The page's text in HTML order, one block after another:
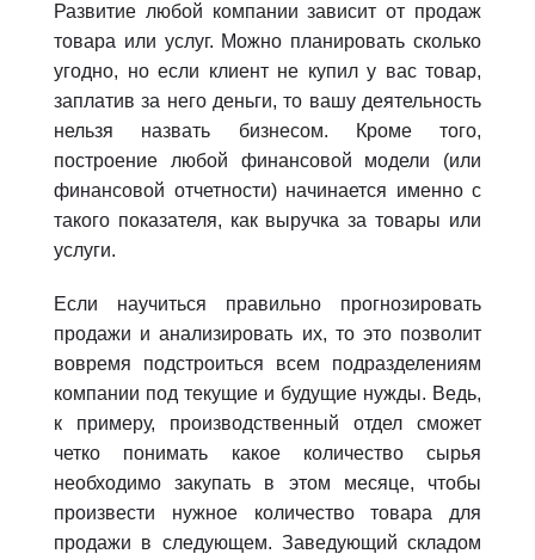
Развитие любой компании зависит от продаж
товара или услуг. Можно планировать сколько
угодно, но если клиент не купил у вас товар,
заплатив за него деньги, то вашу деятельность
нельзя назвать бизнесом. Кроме того,
построение любой финансовой модели (или
финансовой отчетности) начинается именно с
такого показателя, как выручка за товары или
услуги.
Если научиться правильно прогнозировать
продажи и анализировать их, то это позволит
вовремя подстроиться всем подразделениям
компании под текущие и будущие нужды. Ведь,
к примеру, производственный отдел сможет
четко понимать какое количество сырья
необходимо закупать в этом месяце, чтобы
произвести нужное количество товара для
продажи в следующем. Заведующий складом